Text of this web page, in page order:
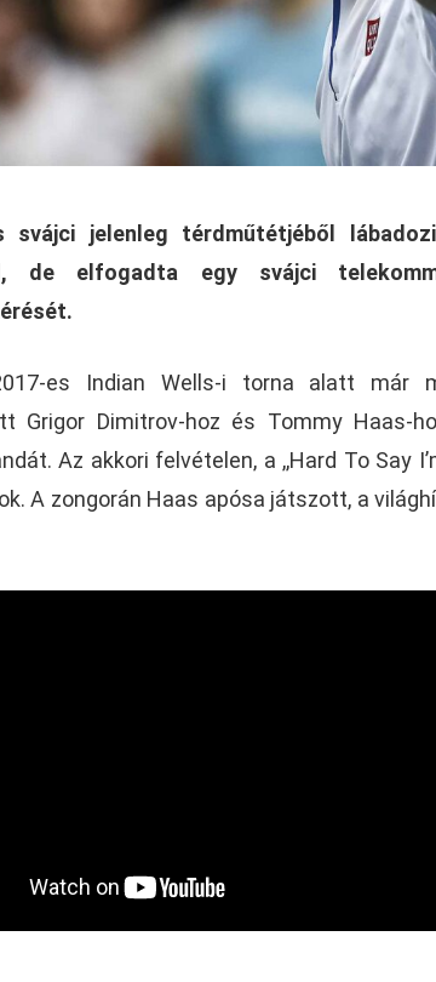
svájci jelenleg térdműtétjéből
de elfogadta egy svájci
es Indian Wells-i torna alatt már
Grigor Dimitrov-hoz és Tommy Haas-
Az akkori felvételen, a ,,Hard To Say
A zongorán Haas apósa játszott, a